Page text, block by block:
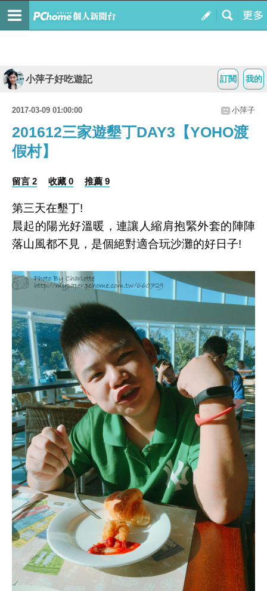
我的
訂閱
小萍子好吃遊記
2017-03-09 01:00:00 小萍子
201612三家遊墾丁DAY3【YOHO渡
假村】
留言 2 收藏 0 推薦 9
第三天在墾丁!
晨起的陽光好溫暖，連讓人縮肩抱緊外套的陣陣
落山風都不見，是個絕對適合玩沙灘的好日子!